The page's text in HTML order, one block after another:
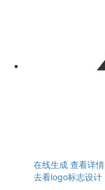
在线生成 查看详情
去看logo标志设计